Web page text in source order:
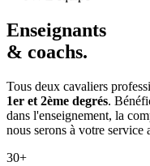
Enseignants
& coachs.
Tous deux cavaliers
1er et 2ème degrés.
dans l'enseignement, la
nous serons à votre
30+